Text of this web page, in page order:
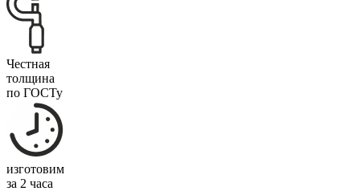
Честная
толщина
по ГОСТу
изготовим
за 2 часа